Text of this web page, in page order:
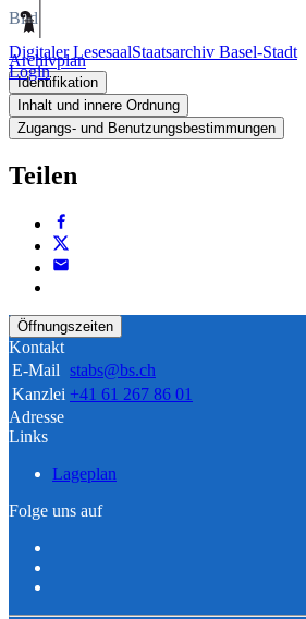
Digitaler LesesaalStaatsarchiv Basel-Stadt
Login
Bild
Archivplan
Identifikation
Inhalt und innere Ordnung
Zugangs- und Benutzungsbestimmungen
Teilen
Öffnungszeiten
Kontakt
E-Mail stabs@bs.ch
Kanzlei +41 61 267 86 01
Adresse
Links
Lageplan
Folge uns auf